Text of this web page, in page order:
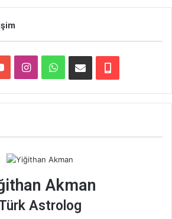
o
T
u
b
e
I
n
t
a
g
r
W
h
t
s
A
p
-
o
t
e
e
Akman
Astrolog